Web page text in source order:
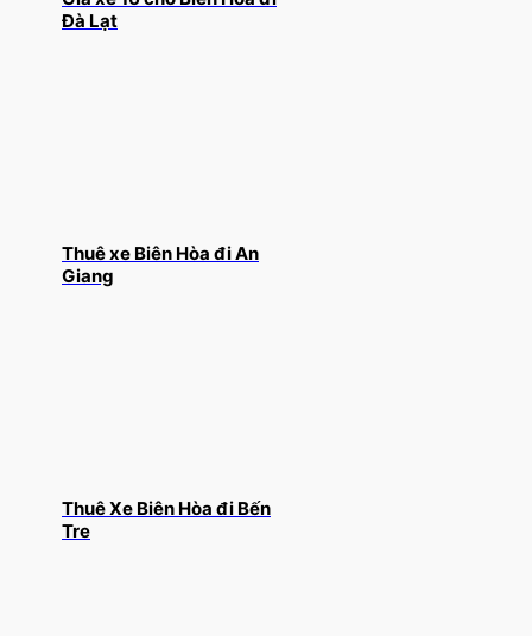
Đà Lạt
Thuê xe Biên Hòa đi An
Giang
Thuê Xe Biên Hòa đi Bến
Tre